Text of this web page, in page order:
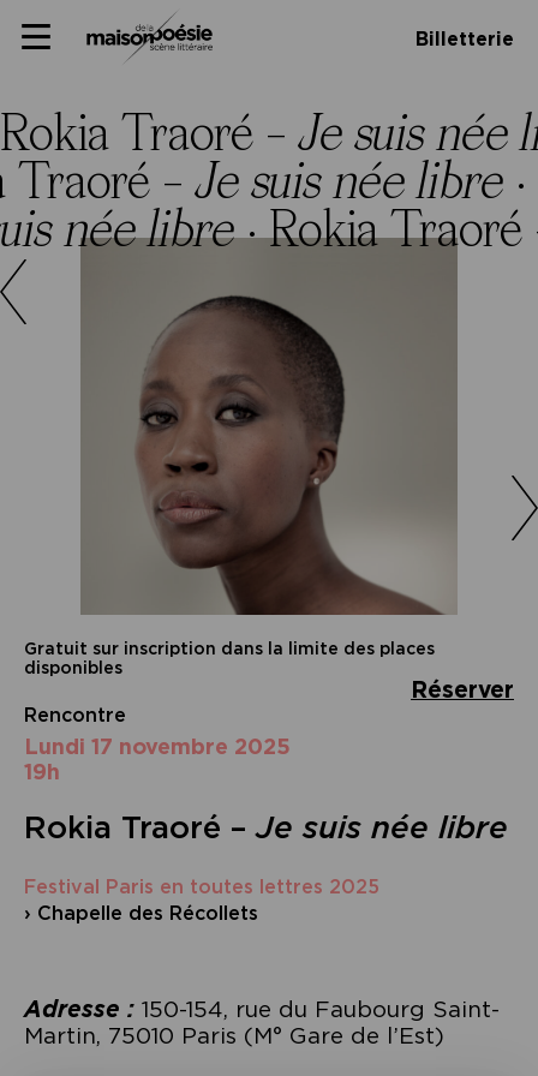
Panneau de gestion des cookies
to
Primary
Billetterie
Rokia Traoré – Je suis née
Traoré – Je suis née libre ·
née libre·Rokia Traoré
Gratuit sur inscription dans la limite des places
disponibles
Réserver
Rencontre
lundi 17 novembre 2025
19h
Rokia Traoré – Je suis née libre
Festival Paris en toutes lettres 2025
› Chapelle des Récollets
Adresse : 150-154, rue du Faubourg Saint-
Martin, 75010 Paris (M° Gare de l’Est)